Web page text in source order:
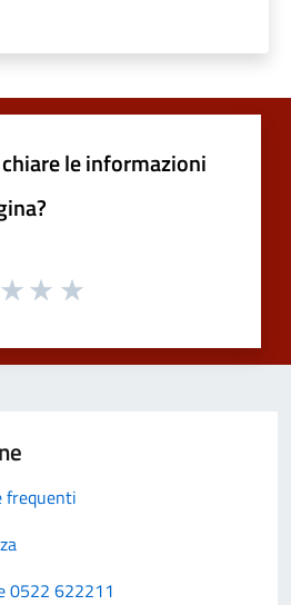
le informazioni
frequenti
0522 622211